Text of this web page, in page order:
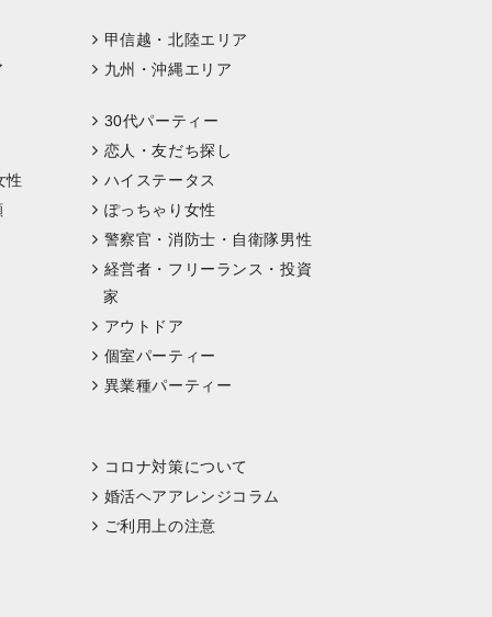
甲信越・北陸エリア
九州・沖縄エリア
30代パーティー
恋人・友だち探し
性
ハイステータス
ぽっちゃり女性
警察官・消防士・自衛隊男性
経営者・フリーランス・投資
家
アウトドア
個室パーティー
異業種パーティー
コロナ対策について
婚活ヘアアレンジコラム
ご利用上の注意